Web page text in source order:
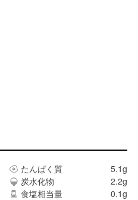
たんぱく質
5.1g
炭水化物
2.2g
食塩相当量 0.1g